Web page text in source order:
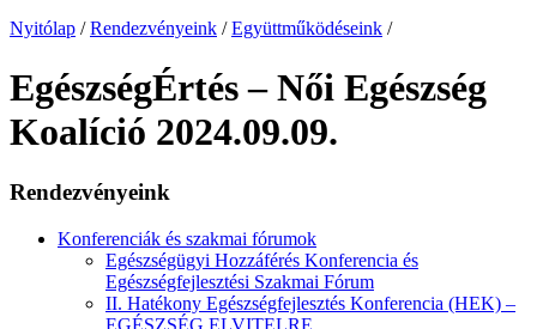
Nyitólap / Rendezvényeink / Együttműködéseink /
EgészségÉrtés – Női Egészség
Koalíció 2024.09.09.
Rendezvényeink
Konferenciák és szakmai fórumok
Egészségügyi Hozzáférés Konferencia és
Egészségfejlesztési Szakmai Fórum
II. Hatékony Egészségfejlesztés Konferencia (HEK) –
EGÉSZSÉG ELVITELRE